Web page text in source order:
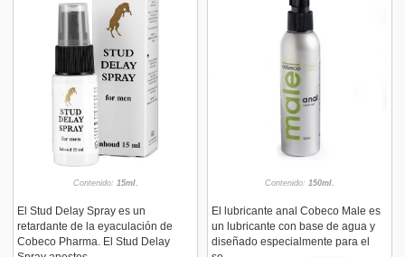
Contenido: 15ml.
El Stud Delay Spray es un
retardante de la eyaculación de
Cobeco Pharma. El Stud Delay
Contenido: 150ml.
El lubricante anal Cobeco Male es
un lubricante con base de agua y
diseñado especialmente para el